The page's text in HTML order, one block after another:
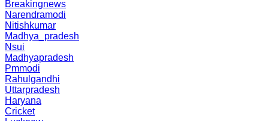
Breakingnews
Narendramodi
Nitishkumar
Madhya_pradesh
Nsui
Madhyapradesh
Pmmodi
Rahulgandhi
Uttarpradesh
Haryana
Cricket